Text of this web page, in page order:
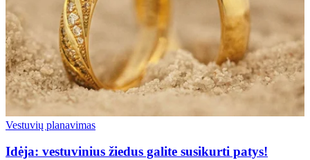
Vestuvių planavimas
Idėja: vestuvinius žiedus galite susikurti patys!